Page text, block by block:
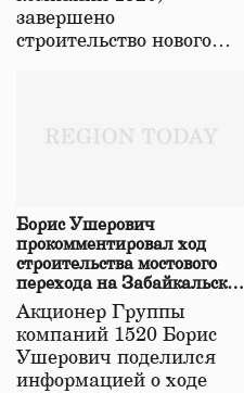
завершено
строительство нового…
Борис Ушерович
прокомментировал ход
строительства мостового
перехода на Забайкальской
железной дороге
Акционер Группы
компаний 1520 Борис
Ушерович поделился
информацией о ходе